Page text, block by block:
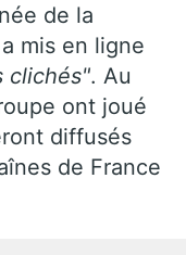
de la
mis en ligne
clichés". Au
ont joué
diffusés
de France